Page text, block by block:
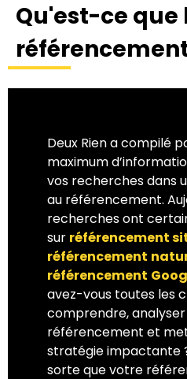
Qu'est-ce que
Deux Rien a compilé
maximum
vos recherches dans
au référencement.
recherches ont
sur référencement
référencement
référencement
avez-vous toutes les
comprendre,
référencement et
stratégie impactante
sorte que votre